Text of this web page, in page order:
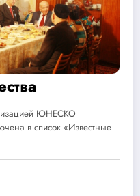
ЮНЕСКО
в список «Известные